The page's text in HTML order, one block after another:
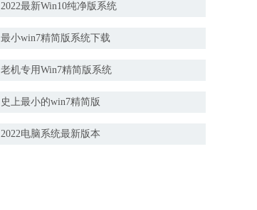
2022最新Win10纯净版系统
最小win7精简版系统下载
老机专用Win7精简版系统
史上最小的win7精简版
2022电脑系统最新版本